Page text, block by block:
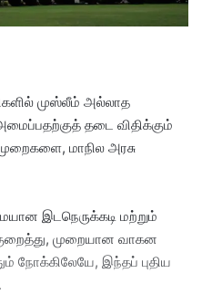
முஸ்லீம் அல்லாத
தடை விதிக்கும்
மாநில அரசு
இடநெருக்கடி மற்றும்
முறையான வாகன
நோக்கிலேயே, இந்தப் புதிய